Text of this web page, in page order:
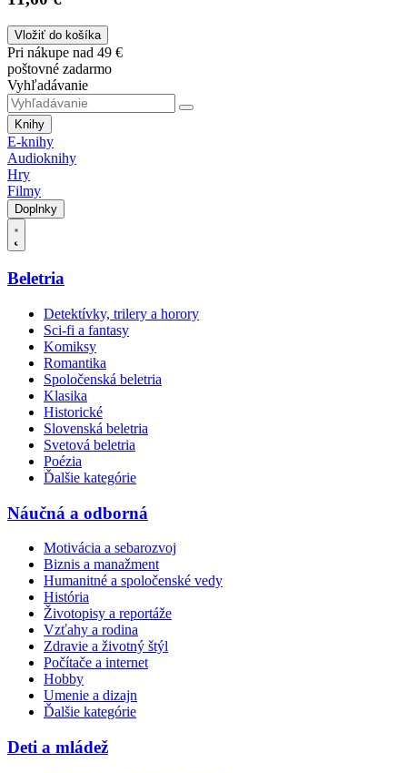
Vložiť do košíka
Pri nákupe nad 49 €
poštovné zadarmo
Vyhľadávanie
Knihy
E-knihy
Audioknihy
Hry
Filmy
Doplnky
Beletria
Detektívky, trilery a horory
Sci-fi a fantasy
Komiksy
Romantika
Spoločenská beletria
Klasika
Historické
Slovenská beletria
Svetová beletria
Poézia
Ďalšie kategórie
Náučná a odborná
Motivácia a sebarozvoj
Biznis a manažment
Humanitné a spoločenské vedy
História
Životopisy a reportáže
Vzťahy a rodina
Zdravie a životný štýl
Počítače a internet
Hobby
Umenie a dizajn
Ďalšie kategórie
Deti a mládež